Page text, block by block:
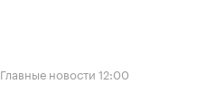
Главные новости 12:00